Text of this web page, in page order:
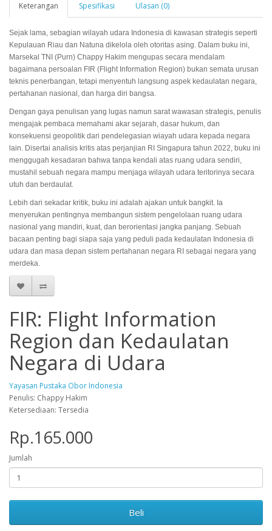
Keterangan Spesifikasi Ulasan (0)
Sejak lama, sebagian wilayah udara Indonesia di kawasan strategis seperti
Kepulauan Riau dan Natuna dikelola oleh otoritas asing. Dalam buku ini,
Marsekal TNI (Purn) Chappy Hakim mengupas secara mendalam
bagaimana persoalan FIR (Flight Information Region) bukan semata urusan
teknis penerbangan, tetapi menyentuh langsung aspek kedaulatan negara,
pertahanan nasional, dan harga diri bangsa.
Dengan gaya penulisan yang lugas namun sarat wawasan strategis, penulis
mengajak pembaca memahami akar sejarah, dasar hukum, dan
konsekuensi geopolitik dari pendelegasian wiayah udara kepada negara
lain. Disertai analisis kritis atas perjanjian RI Singapura tahun 2022, buku ini
menggugah kesadaran bahwa tanpa kendali atas ruang udara sendiri,
mustahil sebuah negara mampu menjaga wilayah udara teritorinya secara
utuh dan berdaulat.
Lebih dari sekadar kritik, buku ini adalah ajakan untuk bangkit. Ia
menyerukan pentingnya membangun sistem pengelolaan ruang udara
nasional yang mandiri, kuat, dan berorientasi jangka panjang. Sebuah
bacaan penting bagi siapa saja yang peduli pada kedaulatan Indonesia di
udara dan masa depan sistem pertahanan negara RI sebagai negara yang
merdeka.
FIR: Flight Information
Region dan Kedaulatan
Negara di Udara
Yayasan Pustaka Obor Indonesia
Penulis: Chappy Hakim
Ketersediaan: Tersedia
Rp.165.000
Jumlah
Beli